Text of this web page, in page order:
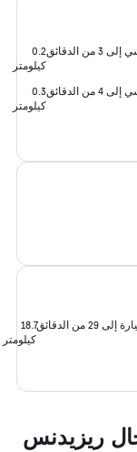
الدقائق
0.2
كيلومتر
الدقائق
0.3
كيلومتر
من الدقائق
18.7
كيلومتر
ريزيدنس